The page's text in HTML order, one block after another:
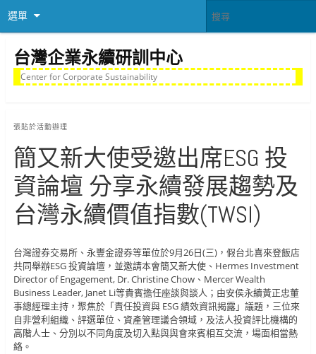
選單
台灣企業永續研訓中心
Center for Corporate Sustainability
張貼於活動辦理
簡又新大使受邀出席ESG 投
資論壇 分享永續發展趨勢及
台灣永續價值指數(TWSI)
台灣證券交易所、永豐金證券等單位於9月26日(三)，假台北喜來登飯店
共同舉辦ESG 投資論壇，並邀請本會簡又新大使、Hermes Investment
Director of Engagement, Dr. Christine Chow、Mercer Wealth
Business Leader, Janet Li等貴賓擔任座談與談人；由安侯永續黃正忠董
事總經理主持，聚焦於「責任投資與 ESG 績效資訊揭露」議題，三位來
自非營利組織、評選單位、資產管理議合領域，及法人投資評比機構的
高階人士、分別以不同角度及切入點與與會來賓相互交流，場面相當熱
絡。